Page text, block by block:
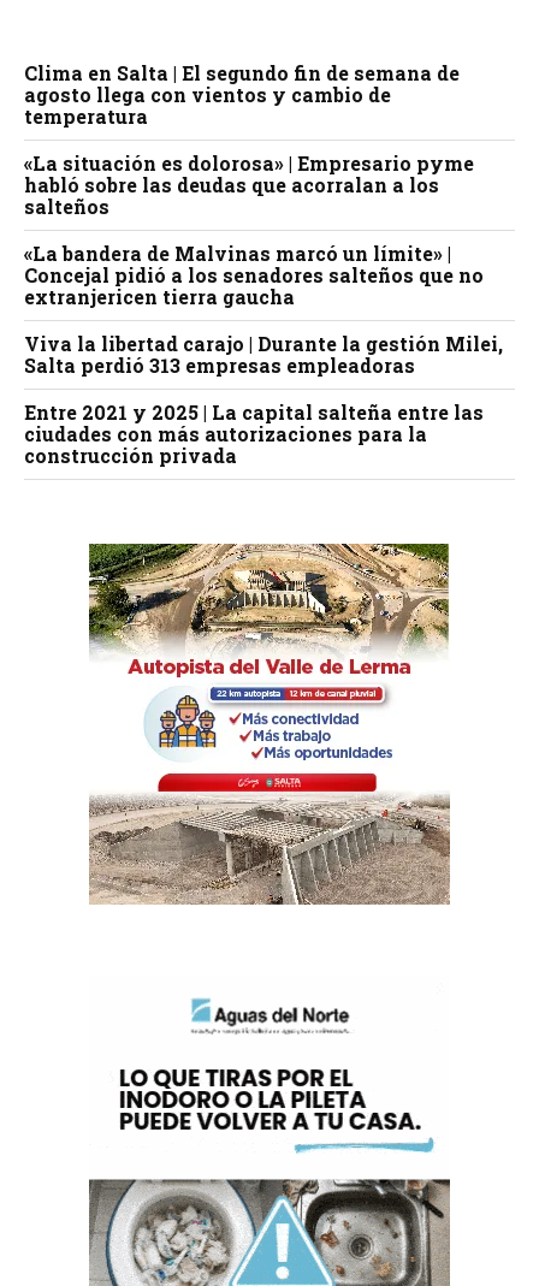
Clima en Salta | El segundo fin de semana de
agosto llega con vientos y cambio de
temperatura
«La situación es dolorosa» | Empresario pyme
habló sobre las deudas que acorralan a los
salteños
«La bandera de Malvinas marcó un límite» |
Concejal pidió a los senadores salteños que no
extranjericen tierra gaucha
Viva la libertad carajo | Durante la gestión Milei,
Salta perdió 313 empresas empleadoras
Entre 2021 y 2025 | La capital salteña entre las
ciudades con más autorizaciones para la
construcción privada